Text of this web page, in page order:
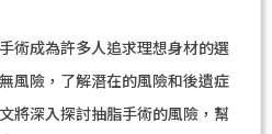
術成為許多人追求理想身材的選
風險，了解潛在的風險和後遺症
將深入探討抽脂手術的風險，幫